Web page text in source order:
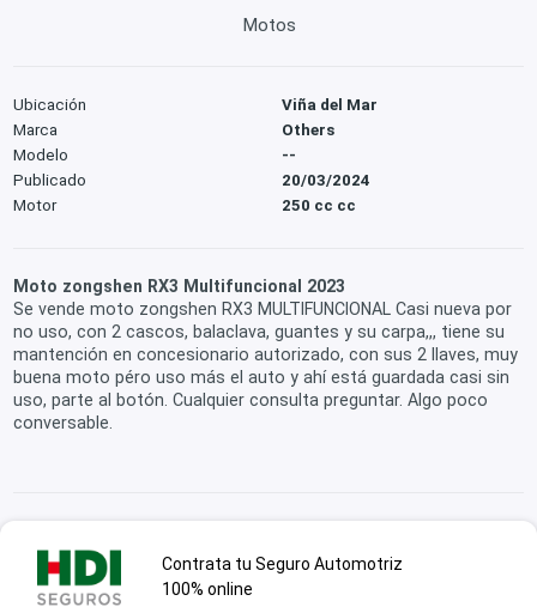
Motos
Ubicación
Viña del Mar
Marca
Others
Modelo
--
Publicado
20/03/2024
Motor
250 cc cc
Moto zongshen RX3 Multifuncional 2023
Se vende moto zongshen RX3 MULTIFUNCIONAL Casi nueva por
no uso, con 2 cascos, balaclava, guantes y su carpa,,, tiene su
mantención en concesionario autorizado, con sus 2 llaves, muy
buena moto péro uso más el auto y ahí está guardada casi sin
uso, parte al botón. Cualquier consulta preguntar. Algo poco
conversable.
Contrata tu Seguro Automotriz
100% online